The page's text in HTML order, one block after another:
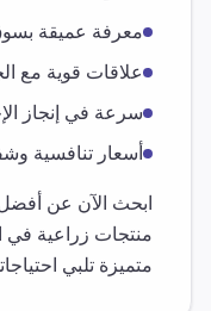
معرفة عميقة
علاقات قوية مع
سرعة في إنجاز
أسعار تنافسية
ابحث الآن عن
منتجات زراعية في
متميزة تلبي